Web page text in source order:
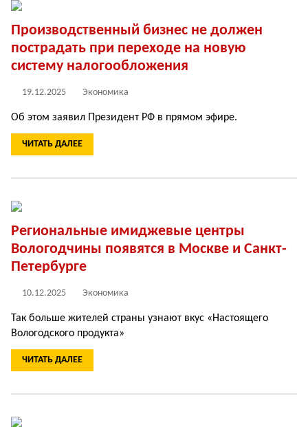
Производственный бизнес не должен
пострадать при переходе на новую
систему налогообложения
19.12.2025 Экономика
Об этом заявил Президент РФ в прямом эфире.
ЧИТАТЬ ДАЛЕЕ
Региональные имиджевые центры
Вологодчины появятся в Москве и Санкт-
Петербурге
10.12.2025 Экономика
Так больше жителей страны узнают вкус «Настоящего
Вологодского продукта»
ЧИТАТЬ ДАЛЕЕ